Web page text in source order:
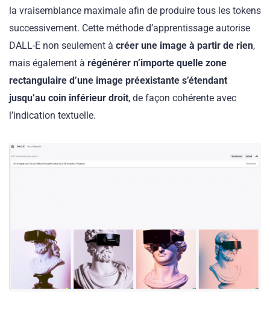
la vraisemblance maximale afin de produire tous les tokens
successivement. Cette méthode d’apprentissage autorise
DALL-E non seulement à créer une image à partir de rien,
mais également à régénérer n’importe quelle zone
rectangulaire d’une image préexistante s’étendant
jusqu’au coin inférieur droit, de façon cohérente avec
l’indication textuelle.